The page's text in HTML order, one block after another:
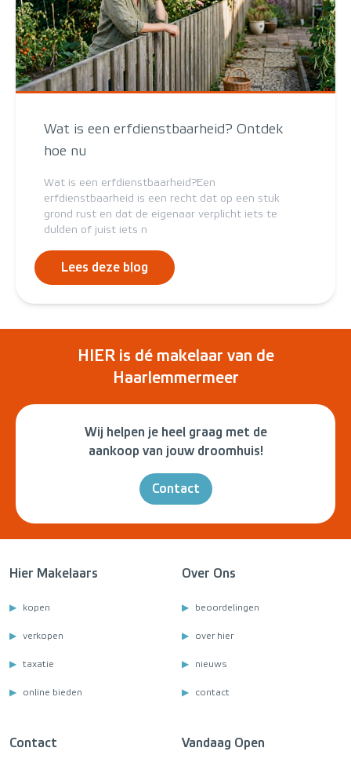
Wat is een erfdienstbaarheid? Ontdek
hoe nu
Wat is een erfdienstbaarheid?Een
erfdienstbaarheid is een recht dat op een stuk
grond rust en dat de eigenaar verplicht iets te
dulden of juist iets n
Lees deze blog
HIER is dé makelaar van de
Haarlemmermeer
Wij helpen je heel graag met de
aankoop van jouw droomhuis!
Contact
Hier Makelaars
kopen
verkopen
taxatie
online bieden
Over Ons
beoordelingen
over hier
nieuws
contact
Contact Vandaag Open